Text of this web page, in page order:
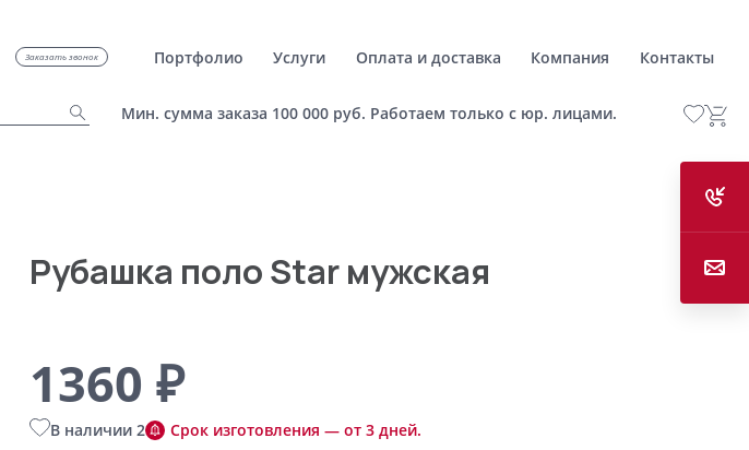
Заказать звонок Портфолио Услуги Оплата и доставка Компания Контакты
Мин. сумма заказа 100 000 руб. Работаем только с юр. лицами.
Рубашка поло Star мужская
1360 ₽
В наличии 2 Срок изготовления — от 3 дней.